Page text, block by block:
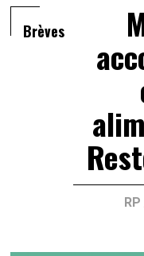
Brèves
RP